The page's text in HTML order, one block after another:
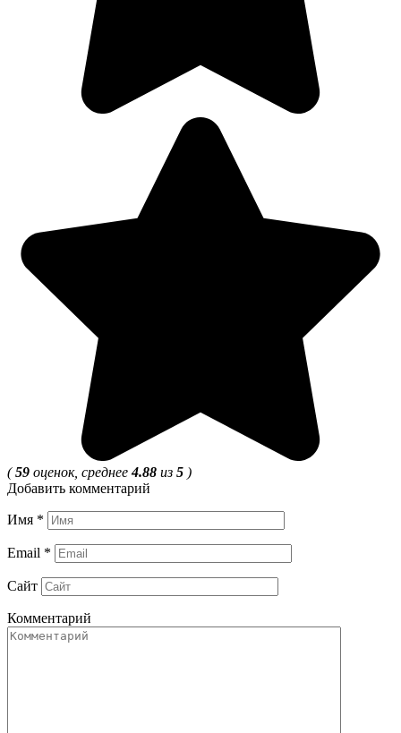
(59 оценок, среднее4.88 из 5 )
Добавить комментарий
Имя *
Email *
Сайт
Комментарий